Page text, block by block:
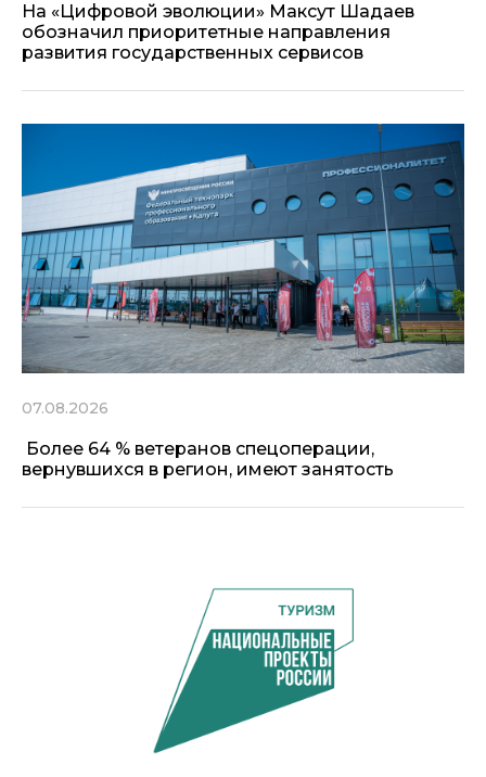
На «Цифровой эволюции» Максут Шадаев
обозначил приоритетные направления
развития государственных сервисов
07.08.2026
Более 64 % ветеранов спецоперации,
вернувшихся в регион, имеют занятость